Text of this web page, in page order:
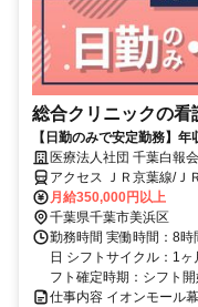
総合クリニックの看
【日勤のみで安定勤務】
察介助◎大規模医療グルー
医療法人社団 千葉白
アクセス ＪＲ京葉線/Ｊ
ＪＲ武蔵野線 海浜幕張
前
月給350,000円以上
千葉県千葉市美浜区
勤務時間 実働時間：8
日 シフトサイクル：1
フト確定時期：シフト
仕事内容 イオンモール